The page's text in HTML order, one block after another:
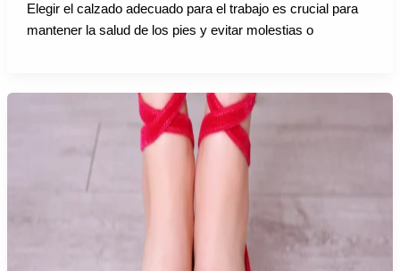
Elegir el calzado adecuado para el trabajo es crucial para
mantener la salud de los pies y evitar molestias o